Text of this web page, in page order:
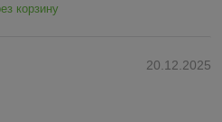
корзину
20.12.2025